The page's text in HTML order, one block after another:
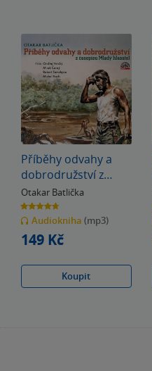
Příběhy odvahy a
dobrodružství z
časopisu Mladý
hlasatel
Otakar Batlička
4.7
z
5
hvězdiček
Audiokniha (mp3)
149 Kč
Koupit